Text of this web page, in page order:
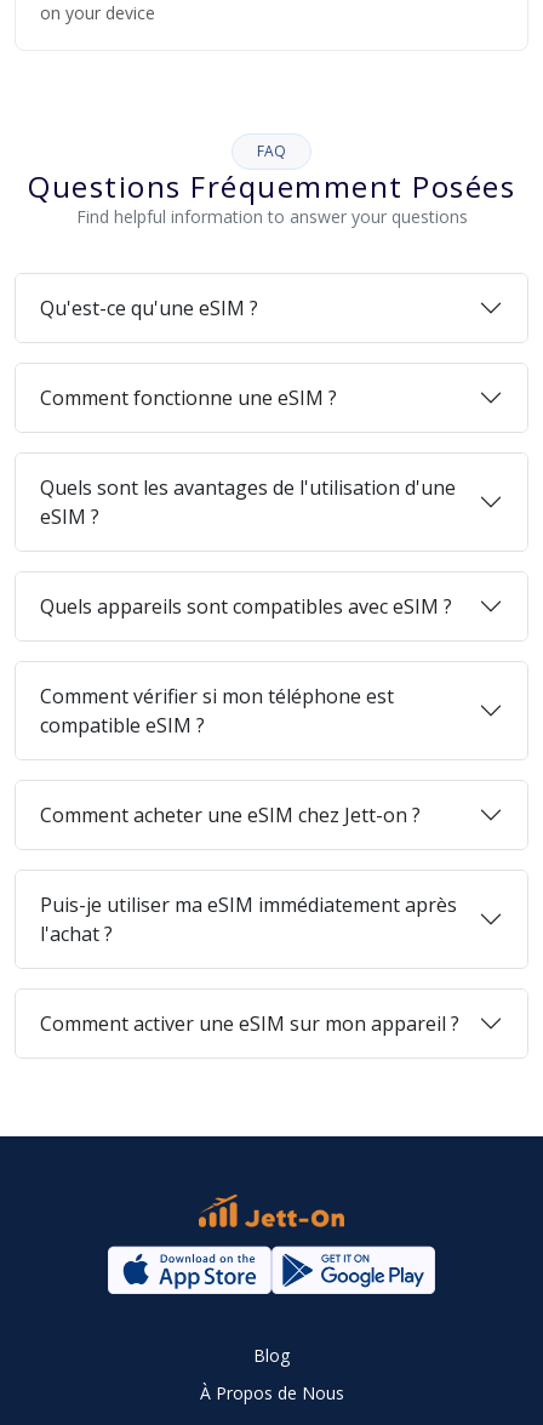
on your device
FAQ
Questions Fréquemment Posées
Find helpful information to answer your questions
Qu'est-ce qu'une eSIM ?
Comment fonctionne une eSIM ?
Quels sont les avantages de l'utilisation d'une
eSIM ?
Quels appareils sont compatibles avec eSIM ?
Comment vérifier si mon téléphone est
compatible eSIM ?
Comment acheter une eSIM chez Jett-on ?
Puis-je utiliser ma eSIM immédiatement après
l'achat ?
Comment activer une eSIM sur mon appareil ?
Blog
À Propos de Nous